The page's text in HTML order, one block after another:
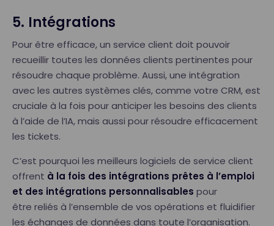
5. Intégrations
Pour être efficace, un service client doit pouvoir
recueillir toutes les données clients pertinentes pour
résoudre chaque problème. Aussi, une intégration
avec les autres systèmes clés, comme votre CRM, est
cruciale à la fois pour anticiper les besoins des clients
à l’aide de l’IA, mais aussi pour résoudre efficacement
les tickets.
C’est pourquoi les meilleurs logiciels de service client
offrent à la fois des intégrations prêtes à l’emploi
et des intégrations personnalisables pour
être reliés à l’ensemble de vos opérations et fluidifier
les échanges de données dans toute l’organisation.